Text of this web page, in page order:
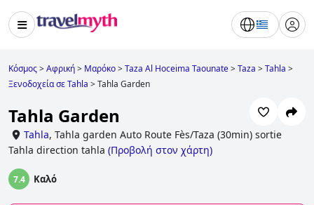
Κόσμος>Αφρική> Μαρόκο>Taza Al Hoceima Taounate>Taza >Tahla >
Ξενοδοχεία σε Tahla >Tahla Garden
Tahla Garden
Tahla, Tahla garden Auto Route Fès/Taza (30min) sortie
Tahla direction tahla (Προβολή στον χάρτη)
7.4 Καλό